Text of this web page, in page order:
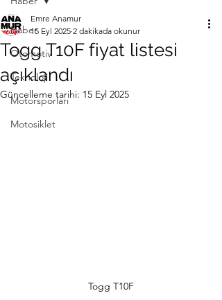
Haber
Otomotiv
Teknoloji
Motorsporları
Motosiklet
Togg T10F fiyat listesi
açıklandı
Emre Anamur
15 Eyl 2025 2 dakikada okunur
Güncelleme tarihi: 15 Eyl 2025
Togg T10F